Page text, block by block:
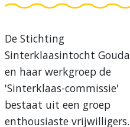
De Stichting
Sinterklaasintocht Gouda
en haar werkgroep de
'Sinterklaas-commissie'
bestaat uit een groep
enthousiaste vrijwilligers.